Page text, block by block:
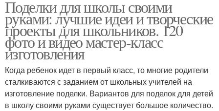
Поделки для школы своими
руками: лучшие идеи и творческие
проекты для школьников. 120
фото и видео мастер-класс
изготовления
Когда ребенок идет в первый класс, то многие родители
сталкиваются с заданием от школьных учителей на
изготовление поделки. Вариантов для поделок для детей
в школу своими руками существует большое количество.